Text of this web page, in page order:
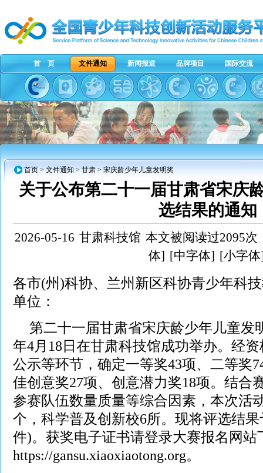
首 页 文件通知 新闻报道 品牌项目 国际交流
首页 > 文件通知 > 甘肃 > 宋庆龄少年儿童发明奖
关于公布第二十一届甘肃省宋庆
选结果的通知
2026-05-16 甘肃科技馆 本文被阅读过2095次
体] [中字体] [小字
各市(州)科协、兰州新区科协青少年科
单位：
第二十一届甘肃省宋庆龄少年儿童发
年4月18日在甘肃科技馆成功举办。经
公示等环节，确定一等奖43项、二等奖
佳创意奖27项、创意潜力奖18项。结合
参赛队伍数量质量等综合因素，本次活
个，科学普及创新校6所。现将评选结
件)。获奖电子证书请登录大赛报名网站
https://gansu.xiaoxiaotong.org。